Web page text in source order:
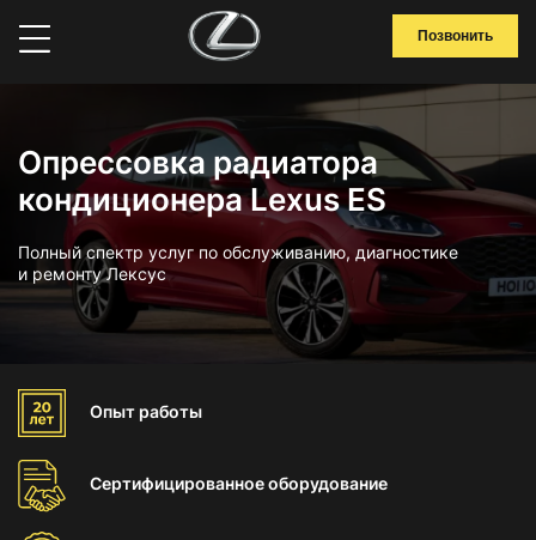
Позвонить
Опрессовка радиатора
кондиционера Lexus ES
Полный спектр услуг по обслуживанию, диагностике
и ремонту Лексус
Опыт работы
Сертифицированноеоборудование